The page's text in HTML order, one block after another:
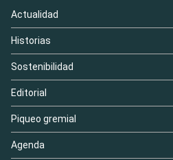
Actualidad
Historias
Sostenibilidad
Editorial
Piqueo gremial
Agenda